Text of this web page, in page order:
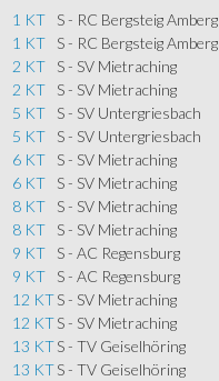
1 KT S - RC Bergsteig Amberg
1 KT
S - RC Bergsteig Amberg
2 KT
S - SV Mietraching
2 KT
S - SV Mietraching
5 KT
S - SV Untergriesbach
5 KT
S - SV Untergriesbach
6 KT
S - SV Mietraching
6 KT
S - SV Mietraching
8 KT
S - SV Mietraching
8 KT
S - SV Mietraching
9 KT
S - AC Regensburg
9 KT
S - AC Regensburg
12 KTS - SV Mietraching
12 KTS - SV Mietraching
13 KTS - TV Geiselhöring
13 KTS - TV Geiselhöring